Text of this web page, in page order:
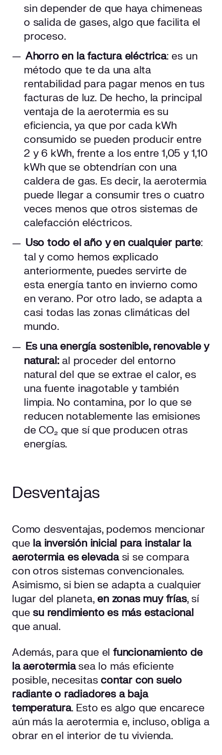
sin depender de que haya chimeneas
o salida de gases, algo que facilita el
proceso.
Ahorro en la factura eléctrica: es un
método que te da una alta
rentabilidad para pagar menos en tus
facturas de luz. De hecho, la principal
ventaja de la aerotermia es su
eficiencia, ya que por cada kWh
consumido se pueden producir entre
2 y 6 kWh, frente a los entre 1,05 y 1,10
kWh que se obtendrían con una
caldera de gas. Es decir, la aerotermia
puede llegar a consumir tres o cuatro
veces menos que otros sistemas de
calefacción eléctricos.
Uso todo el año y en cualquier parte:
tal y como hemos explicado
anteriormente, puedes servirte de
esta energía tanto en invierno como
en verano. Por otro lado, se adapta a
casi todas las zonas climáticas del
mundo.
Es una energía sostenible, renovable y
natural:al proceder del entorno
natural del que se extrae el calor, es
una fuente inagotable y también
limpia. No contamina, por lo que se
reducen notablemente las emisiones
de CO₂ que sí que producen otras
energías.
Desventajas
Como desventajas, podemos mencionar
que la inversión inicial para instalar la
aerotermia es elevadasi se compara
con otros sistemas convencionales.
Asimismo, si bien se adapta a cualquier
lugar del planeta, en zonas muy frías, sí
quesu rendimiento es más estacional
que anual.
Además, para que el funcionamiento de
la aerotermiasea lo más eficiente
posible, necesitas contar con suelo
radiante o radiadores a baja
temperatura. Esto es algo que encarece
aún más la aerotermia e, incluso, obliga a
obrar en el interior de tu vivienda.